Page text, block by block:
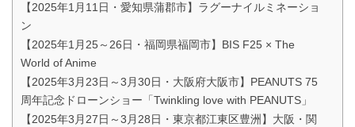
【2025年1月11日・愛知県蒲郡市】ラグーナイルミネーショ
ン
【2025年1月25～26日・福岡県福岡市】BIS F25 × The
World of Anime
【2025年3月23日～3月30日・大阪府大阪市】PEANUTS 75
周年記念ドローンショー「Twinkling love with PEANUTS」
【2025年3月27日～3月28日・東京都江東区豊洲】大阪・関